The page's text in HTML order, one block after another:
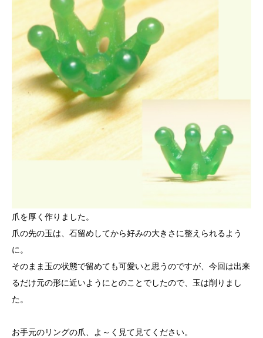
爪を厚く作りました。
爪の先の玉は、石留めしてから好みの大きさに整えられるよう
に。
そのまま玉の状態で留めても可愛いと思うのですが、今回は出来
るだけ元の形に近いようにとのことでしたので、玉は削りまし
た。
お手元のリングの爪、よ～く見て見てください。